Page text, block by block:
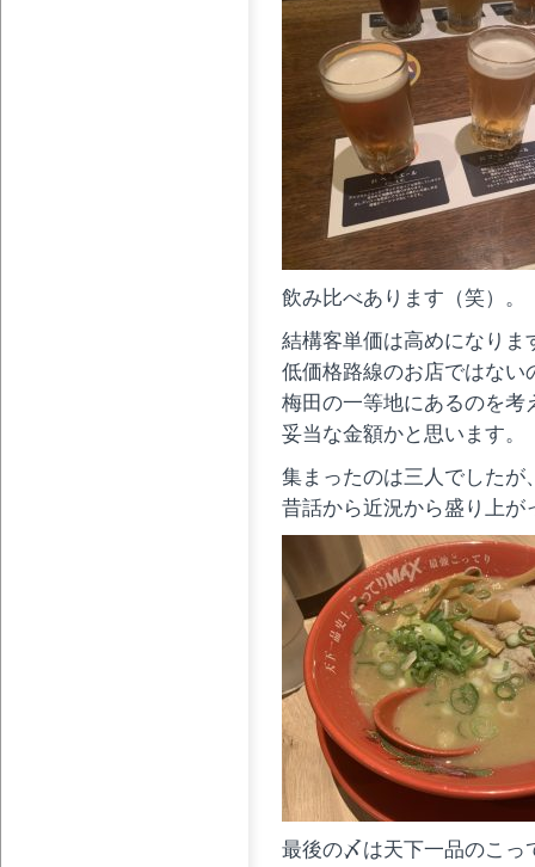
飲み比べあります（笑）。
結構客単価は高めになりま
低価格路線のお店ではない
梅田の一等地にあるのを考
妥当な金額かと思います。
集まったのは三人でしたが
昔話から近況から盛り上が
最後の〆は天下一品のこっ